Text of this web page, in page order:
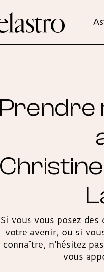
Prendre
Si vous vous posez
votre avenir, ou si
connaître, n’hésitez
vous